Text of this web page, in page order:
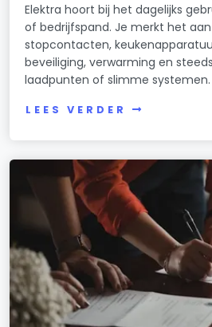
Elektra hoort bij het dagelijks
of bedrijfspand. Je merkt het
stopcontacten,
beveiliging, verwarming en
laadpunten of slimme systemen.
LEES VERDER